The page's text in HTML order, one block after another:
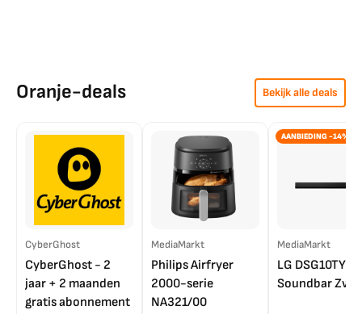
Oranje-deals Bekijk alle deals
CyberGhost
CyberGhost - 2
jaar + 2 maanden
gratis abonnement
MediaMarkt
Philips Airfryer
2000-serie
NA321/00
AANBIEDING -14%
MediaMarkt
LG DSG10TY
Soundbar